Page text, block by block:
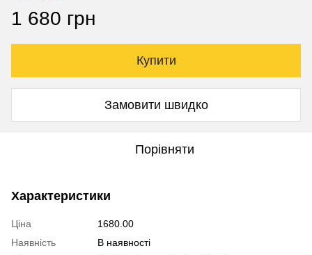
1 680 грн
Купити
Замовити швидко
Порівняти
Характеристики
Ціна
1680.00
Наявність
В наявності